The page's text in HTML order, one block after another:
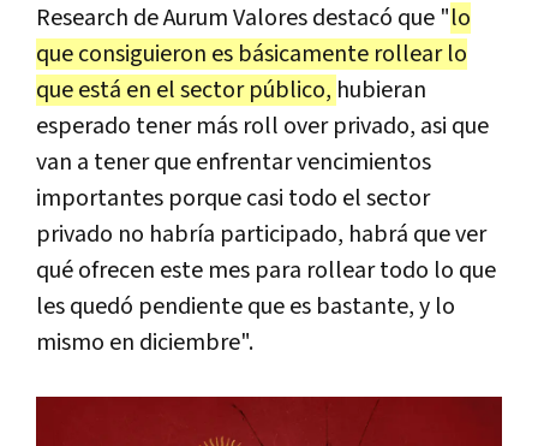
Research de Aurum Valores destacó que "lo
que consiguieron es básicamente rollear lo
que está en el sector público, hubieran
esperado tener más roll over privado, asi que
van a tener que enfrentar vencimientos
importantes porque casi todo el sector
privado no habría participado, habrá que ver
qué ofrecen este mes para rollear todo lo que
les quedó pendiente que es bastante, y lo
mismo en diciembre".